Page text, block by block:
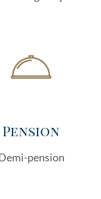
Pension
pension